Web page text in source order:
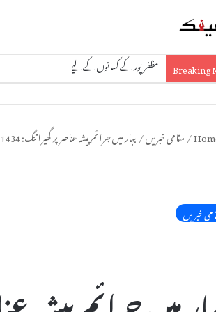
Breaking مظفرپور کے کسانوں کے لیے خوشخبری: مڑون میں نئی
/مقامی خبریں/بہار میں جرائم پیشہ عناصر پر گھیرا تنگ: 1434 مجرموں کی جائیداد ضبط کرنے کی تیاری، مظفرپور سرفہرست
خبریں